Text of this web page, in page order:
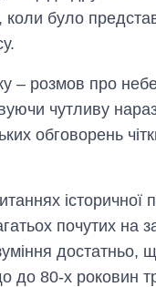
коли було
– розмов про
чутливу
обговорень
історичної
почутих на
достатньо,
до 80-х роковин